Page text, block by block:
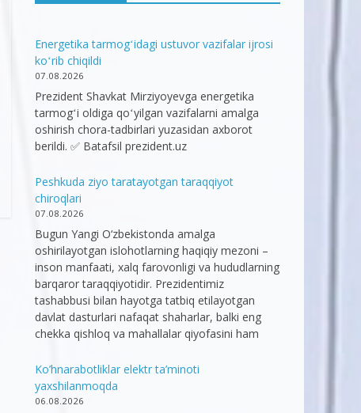
Energetika tarmogʻidagi ustuvor vazifalar ijrosi
koʻrib chiqildi
07.08.2026
Prezident Shavkat Mirziyoyevga energetika
tarmogʻi oldiga qoʻyilgan vazifalarni amalga
oshirish chora-tadbirlari yuzasidan axborot
berildi. ✅ Batafsil prezident.uz
Peshkuda ziyo taratayotgan taraqqiyot
chiroqlari
07.08.2026
Bugun Yangi O‘zbekistonda amalga
oshirilayotgan islohotlarning haqiqiy mezoni –
inson manfaati, xalq farovonligi va hududlarning
barqaror taraqqiyotidir. Prezidentimiz
tashabbusi bilan hayotga tatbiq etilayotgan
davlat dasturlari nafaqat shaharlar, balki eng
chekka qishloq va mahallalar qiyofasini ham
Ko’hnarabotliklar elektr ta’minoti
yaxshilanmoqda
06.08.2026